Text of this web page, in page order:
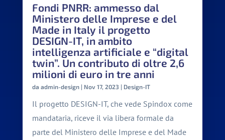
Fondi PNRR: ammesso dal
Ministero delle Imprese e del
Made in Italy il progetto
DESIGN-IT, in ambito
intelligenza artificiale e “digital
twin”. Un contributo di oltre 2,6
milioni di euro in tre anni
da admin-design| Nov 17, 2023 | Design-IT
Il progetto DESIGN-IT, che vede Spindox come
mandataria, riceve il via libera formale da
parte del Ministero delle Imprese e del Made